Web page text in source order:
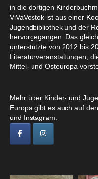
in die dortigen
ViVaVostok ist aus einer
Jugendbibliothek und der
hervorgegangen. Das
unterstützte von 2012 bis
Literaturveranstaltungen,
Mittel- und Osteuropa
Mehr über Kinder- und
Europa gibt es auch auf
und Instagram.